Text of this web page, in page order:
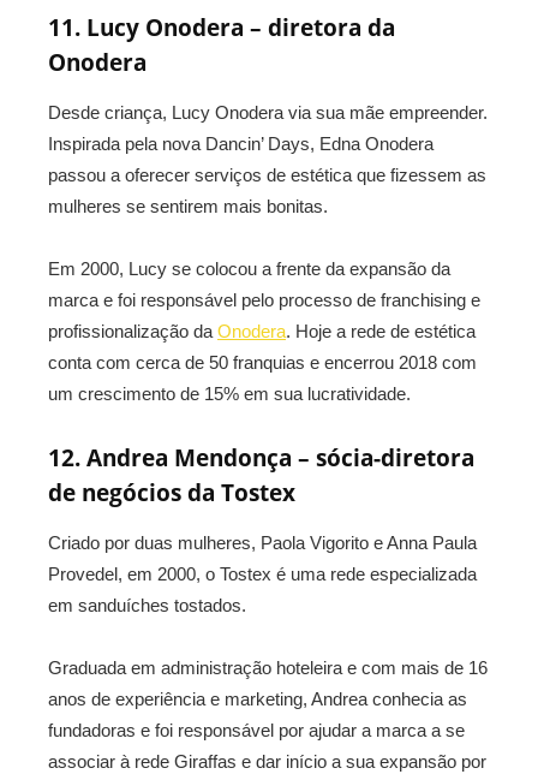
11. Lucy Onodera – diretora da
Onodera
Desde criança, Lucy Onodera via sua mãe empreender.
Inspirada pela nova Dancin’ Days, Edna Onodera
passou a oferecer serviços de estética que fizessem as
mulheres se sentirem mais bonitas.
Em 2000, Lucy se colocou a frente da expansão da
marca e foi responsável pelo processo de franchising e
profissionalização da Onodera. Hoje a rede de estética
conta com cerca de 50 franquias e encerrou 2018 com
um crescimento de 15% em sua lucratividade.
12. Andrea Mendonça – sócia-diretora
de negócios da Tostex
Criado por duas mulheres, Paola Vigorito e Anna Paula
Provedel, em 2000, o Tostex é uma rede especializada
em sanduíches tostados.
Graduada em administração hoteleira e com mais de 16
anos de experiência e marketing, Andrea conhecia as
fundadoras e foi responsável por ajudar a marca a se
associar à rede Giraffas e dar início a sua expansão por